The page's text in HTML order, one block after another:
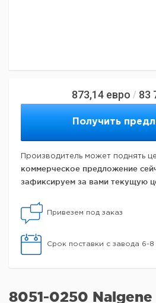
873,14 евро / 83
Получить
Производитель может поднять
коммерческое предложение
зафиксируем за вами текущую
Привезем под заказ
Срок поставки с завода 6-8
8051-0250